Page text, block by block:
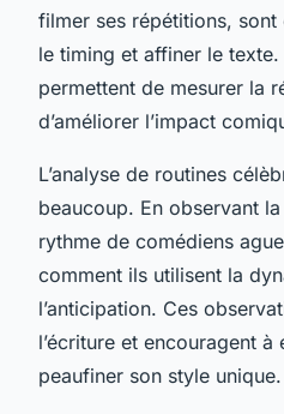
filmer ses répétitions, sont
le timing et affiner le
permettent de mesurer la
d’améliorer l’impact
L’analyse de routines
beaucoup. En observant
rythme de comédiens
comment ils utilisent la
l’anticipation. Ces
l’écriture et encouragent
peaufiner son style unique.